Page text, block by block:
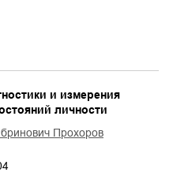
и измерения
личности
Прохоров